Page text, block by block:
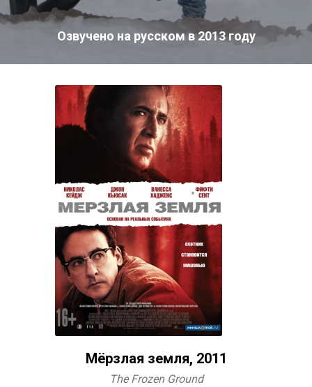
Озвучено на русском в 2013 году
Мёрзлая земля, 2011
The Frozen Ground